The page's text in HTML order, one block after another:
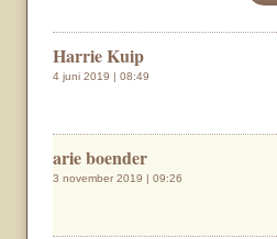
Harrie Kuip
4 juni 2019 | 08:49
arie boender
3 november 2019 | 09:26